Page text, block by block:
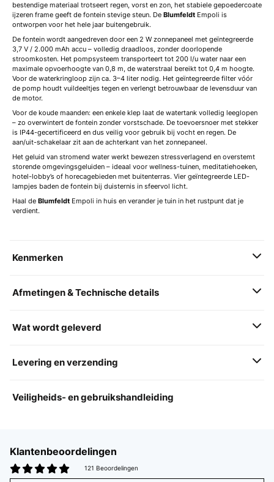
bestendige materiaal trotseert regen, vorst en zon, het stabiele gepoedercoate
ijzeren frame geeft de fontein stevige steun. De Blumfeldt Empoli is
ontworpen voor het hele jaar buitengebruik.
De fontein wordt aangedreven door een 2 W zonnepaneel met geïntegreerde
3,7 V / 2.000 mAh accu – volledig draadloos, zonder doorlopende
stroomkosten. Het pompsysteem transporteert tot 200 l/u water naar een
maximale opvoerhoogte van 0,8 m, de waterstraal bereikt tot 0,4 m hoogte.
Voor de waterkringloop zijn ca. 3–4 liter nodig. Het geïntegreerde filter vóór
de pomp houdt vuildeeltjes tegen en verlengt betrouwbaar de levensduur van
de motor.
Voor de koude maanden: een enkele klep laat de watertank volledig leeglopen
– zo overwintert de fontein zonder vorstschade. De toevoersnoer met stekker
is IP44-gecertificeerd en dus veilig voor gebruik bij vocht en regen. De
aan/uit-schakelaar zit aan de achterkant van het zonnepaneel.
Het geluid van stromend water werkt bewezen stressverlagend en overstemt
storende omgevingsgeluiden – ideaal voor wellness-tuinen, meditatiehoeken,
hotel-lobby’s of horecagebieden met buitenterras. Vier geïntegreerde LED-
lampjes baden de fontein bij duisternis in sfeervol licht.
Haal de Blumfeldt Empoli in huis en verander je tuin in het rustpunt dat je
verdient.
Kenmerken
Afmetingen & Technische details
Wat wordt geleverd
Levering en verzending
Veiligheids- en gebruikshandleiding
Klantenbeoordelingen
121 Beoordelingen